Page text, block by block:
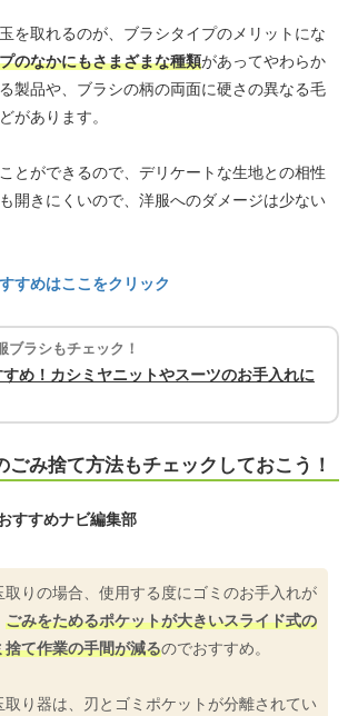
を取れるのが、ブラシタイプのメリットにな
のなかにもさまざまな種類があってやわらか
製品や、ブラシの柄の両面に硬さの異なる毛
があります。
とができるので、デリケートな生地との相性
開きにくいので、洋服へのダメージは少ない
すめはここをクリック
ブラシもチェック！
め！カシミヤニットやスーツのお手入れに
ごみ捨て方法もチェックしておこう！
すすめナビ編集部
取りの場合、使用する度にゴミのお手入れが
ごみをためるポケットが大きいスライド式の
捨て作業の手間が減るのでおすすめ。
取り器は、刃とゴミポケットが分離されてい